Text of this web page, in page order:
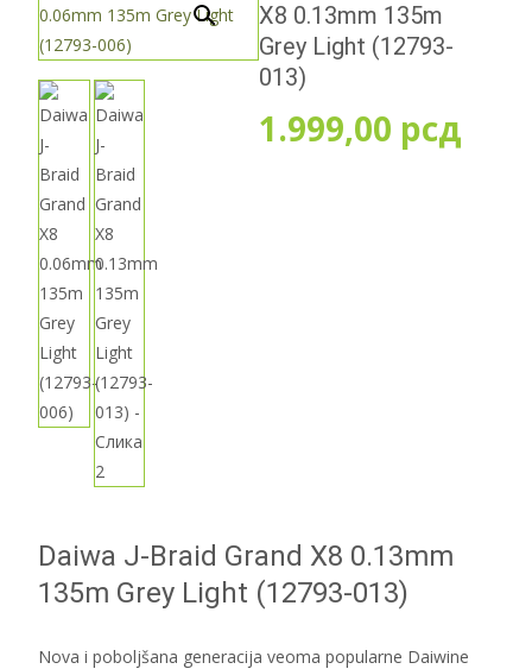
X8 0.13mm 135m
Grey Light (12793-
013)
1.999,00 рсд
Daiwa J-Braid Grand X8 0.13mm
135m Grey Light (12793-013)
Nova i poboljšana generacija veoma popularne Daiwine